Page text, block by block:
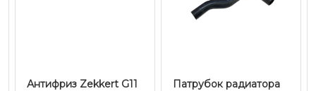
Антифриз Zekkert G11
Патрубок радиатора